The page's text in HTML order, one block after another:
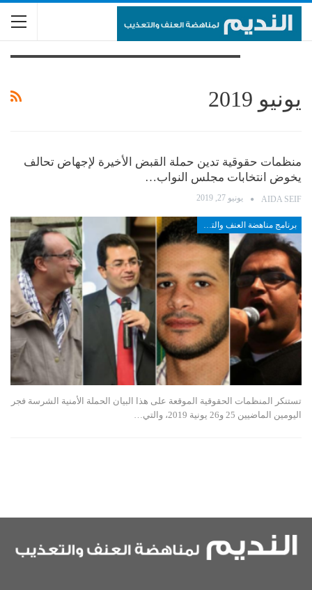
يونيو 2019
منظمات حقوقية تدين حملة القبض الأخيرة لإجهاض تحالف
يخوض انتخابات مجلس النواب…
AIDA SEIF يونيو 27, 2019
تستنكر المنظمات الحقوقية الموقعة على هذا البيان الحملة الأمنية الشرسة فجر
اليومين الماضيين 25 و26 يونية 2019، والتي…